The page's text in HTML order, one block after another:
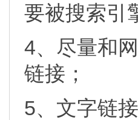
要被搜索引
4、尽量和
链接；
5、文字链